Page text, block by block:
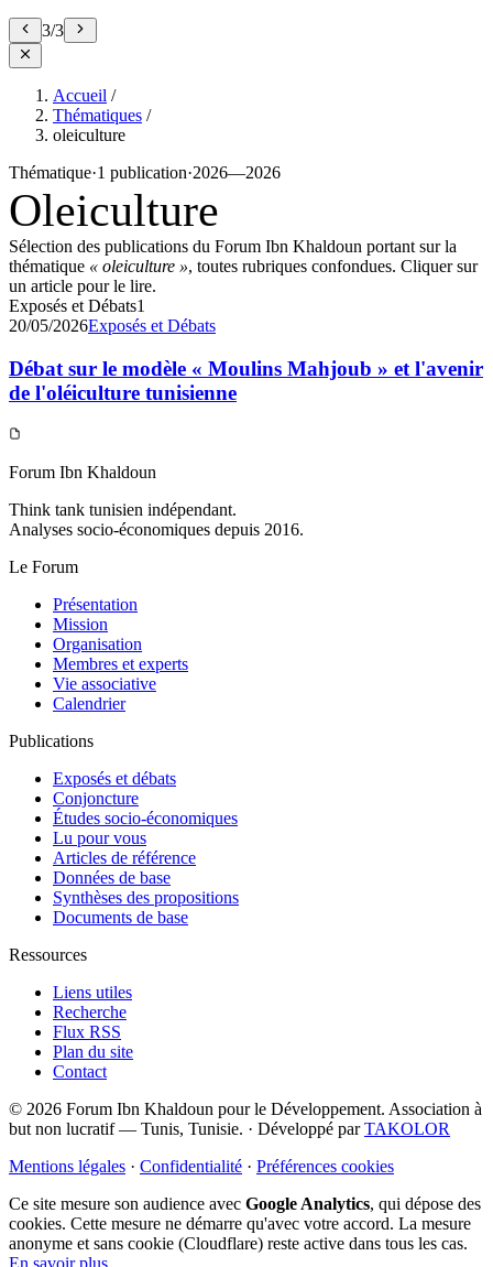
3/3
Accueil /
Thématiques /
oleiculture
Thématique·1 publication·2026—2026
Oleiculture
Sélection des publications du Forum Ibn Khaldoun portant sur la
thématique « oleiculture », toutes rubriques confondues. Cliquer sur
un article pour le lire.
Exposés et Débats1
20/05/2026Exposés et Débats
Débat sur le modèle « Moulins Mahjoub » et l'avenir
de l'oléiculture tunisienne
Forum Ibn Khaldoun
Think tank tunisien indépendant.
Analyses socio-économiques depuis 2016.
Le Forum
Présentation
Mission
Organisation
Membres et experts
Vie associative
Calendrier
Publications
Exposés et débats
Conjoncture
Études socio-économiques
Lu pour vous
Articles de référence
Données de base
Synthèses des propositions
Documents de base
Ressources
Liens utiles
Recherche
Flux RSS
Plan du site
Contact
© 2026 Forum Ibn Khaldoun pour le Développement. Association à
but non lucratif — Tunis, Tunisie. · Développé parTAKOLOR
Mentions légales · Confidentialité · Préférences cookies
Ce site mesure son audience avec Google Analytics, qui dépose des
cookies. Cette mesure ne démarre qu'avec votre accord. La mesure
anonyme et sans cookie (Cloudflare) reste active dans tous les cas.